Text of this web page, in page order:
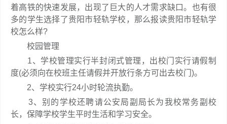
着高铁的快速发展，出现了巨大的人才需求缺口。也有很
多的学生选择了贵阳市轻轨学校，那么报读贵阳市轻轨学
校怎么样?
校园管理
1、学校管理实行半封闭式管理，出校门实行请假制
度(必须向在校班主任请假并开放行条方可出去校门)。
2、学校实行24小时轮流执勤。
3、别的学校还聘请公安局副局长为我校常务副校
长，保障学校学生平时生活和学习安全。